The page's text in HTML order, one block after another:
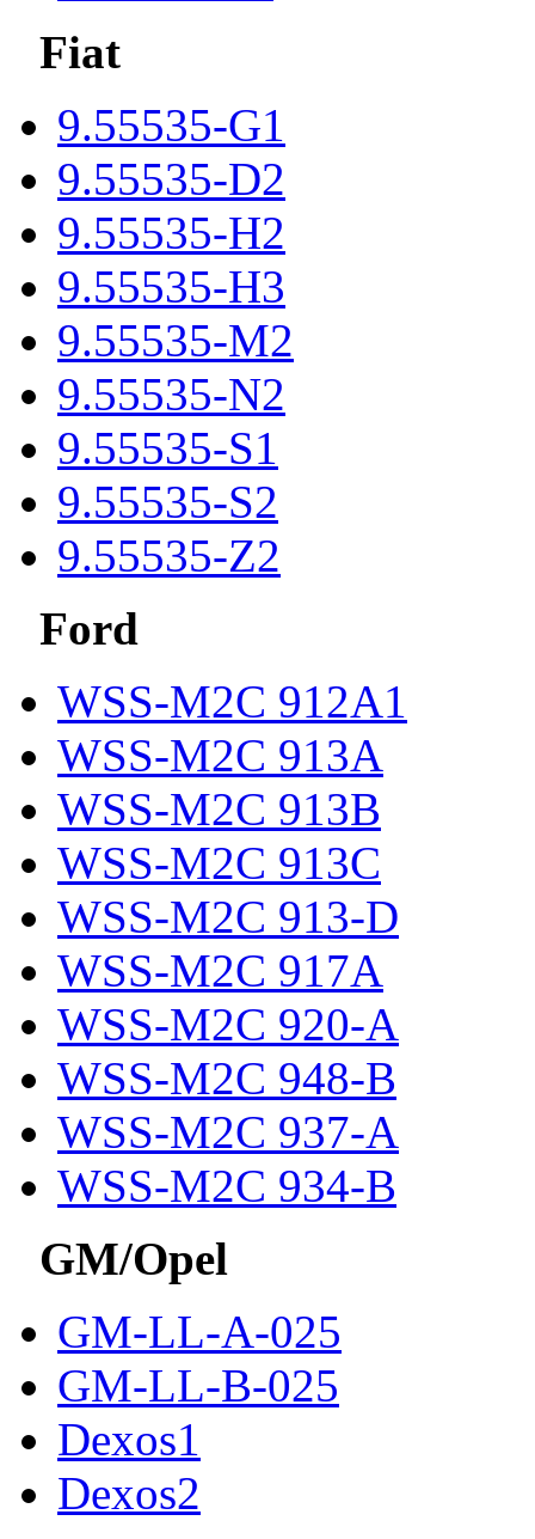
Fiat
9.55535-G1
9.55535-D2
9.55535-H2
9.55535-H3
9.55535-M2
9.55535-N2
9.55535-S1
9.55535-S2
9.55535-Z2
Ford
WSS-M2C 912A1
WSS-M2C 913A
WSS-M2C 913B
WSS-M2C 913C
WSS-M2C 913-D
WSS-M2C 917A
WSS-M2C 920-A
WSS-M2C 948-B
WSS-M2C 937-A
WSS-M2C 934-B
GM/Opel
GM-LL-A-025
GM-LL-B-025
Dexos1
Dexos2